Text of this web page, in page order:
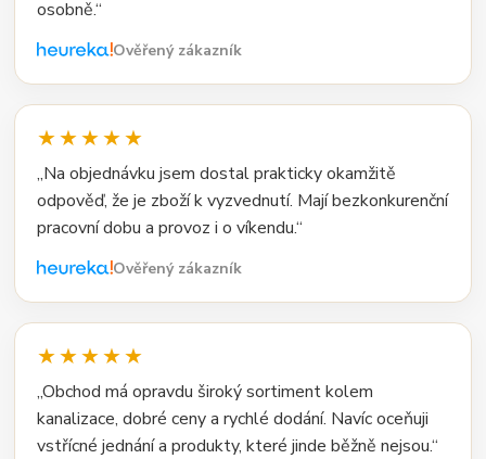
osobně.“
Ověřený zákazník
★★★★★
„Na objednávku jsem dostal prakticky okamžitě
odpověď, že je zboží k vyzvednutí. Mají bezkonkurenční
pracovní dobu a provoz i o víkendu.“
Ověřený zákazník
★★★★★
„Obchod má opravdu široký sortiment kolem
kanalizace, dobré ceny a rychlé dodání. Navíc oceňuji
vstřícné jednání a produkty, které jinde běžně nejsou.“